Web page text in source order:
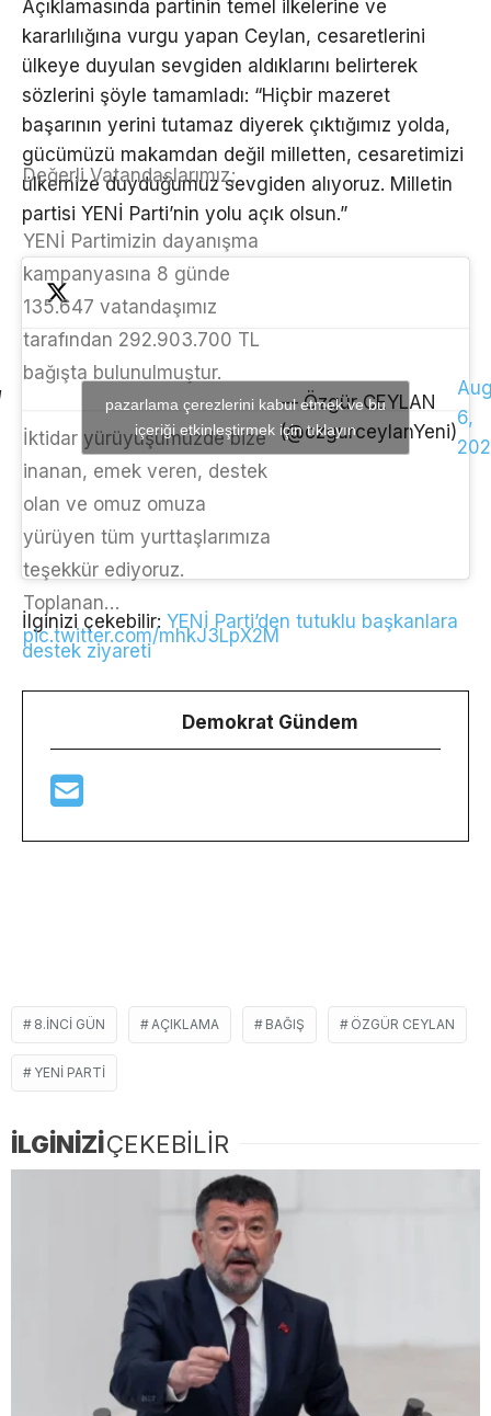
Açıklamasında partinin temel ilkelerine ve
kararlılığına vurgu yapan Ceylan, cesaretlerini
ülkeye duyulan sevgiden aldıklarını belirterek
sözlerini şöyle tamamladı: “Hiçbir mazeret
başarının yerini tutamaz diyerek çıktığımız yolda,
gücümüzü makamdan değil milletten, cesaretimizi
ülkemize duyduğumuz sevgiden alıyoruz. Milletin
partisi YENİ Parti’nin yolu açık olsun.”
Değerli Vatandaşlarımız;
YENİ Partimizin dayanışma
kampanyasına 8 günde
135.647 vatandaşımız
tarafından 292.903.700 TL
bağışta bulunulmuştur.
İktidar yürüyüşümüzde bize
inanan, emek veren, destek
olan ve omuz omuza
yürüyen tüm yurttaşlarımıza
teşekkür ediyoruz.
Toplanan…
pic.twitter.com/mhkJ3LpX2M
— Özgür CEYLAN
(@ozgurceylanYeni)
6,
pazarlama çerezlerini kabul etmek ve bu
içeriği etkinleştirmek için tıklayın
İlginizi çekebilir: YENİ Parti’den tutuklu başkanlara
destek ziyareti
Demokrat Gündem
8.INCI GÜN AÇIKLAMA BAĞIŞ ÖZGÜR CEYLAN
YENI PARTI
İLGİNİZİÇEKEBİLİR